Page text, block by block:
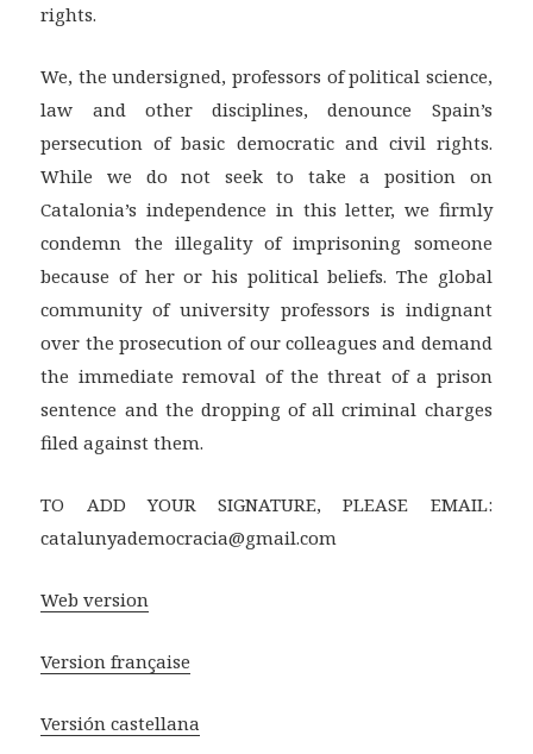
rights.
We, the undersigned, professors of political science,
law and other disciplines, denounce Spain’s
persecution of basic democratic and civil rights.
While we do not seek to take a position on
Catalonia’s independence in this letter, we firmly
condemn the illegality of imprisoning someone
because of her or his political beliefs. The global
community of university professors is indignant
over the prosecution of our colleagues and demand
the immediate removal of the threat of a prison
sentence and the dropping of all criminal charges
filed against them.
TO ADD YOUR SIGNATURE, PLEASE EMAIL:
catalunyademocracia@gmail.com
Web version
Version française
Versión castellana